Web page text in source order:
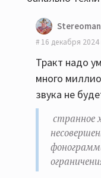
Stereoman
16 декабря 2024
Тракт надо
много
звука не
странное